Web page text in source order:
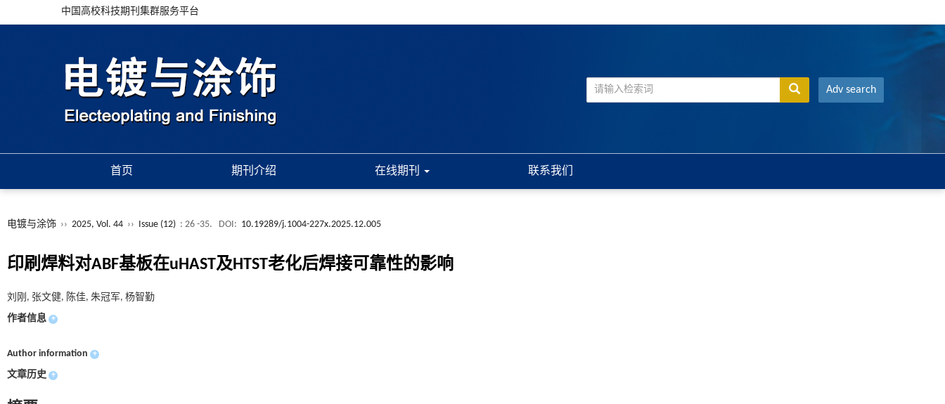
中国高校科技期刊集群服务平台
Adv search
首页 期刊介绍 在线期刊 联系我们
电镀与涂饰 ›› 2025, Vol. 44 ›› Issue (12) : 26 -35. DOI: 10.19289/j.1004-227x.2025.12.005
印刷焊料对ABF基板在uHAST及HTST老化后焊接可靠性的影响
刘刚, 张文健, 陈佳, 朱冠军, 杨智勤
作者信息 +
Author information +
文章历史 +